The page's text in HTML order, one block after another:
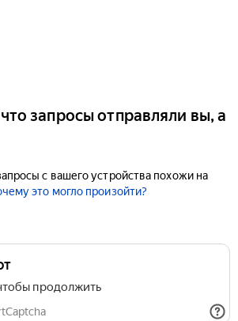
запросы отправляли вы, а
с вашего устройства похожи на
это могло произойти?
продолжить